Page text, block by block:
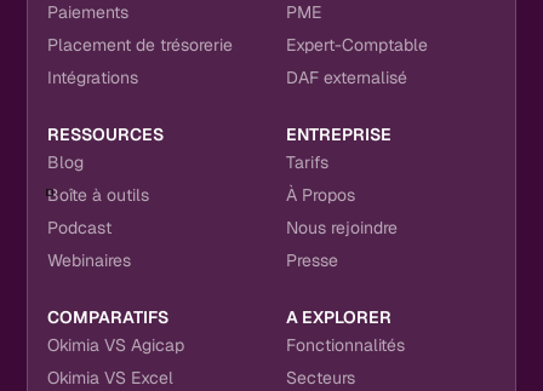
Paiements
Placement de trésorerie
Intégrations
PME
Expert-Comptable
DAF externalisé
RESSOURCES
Blog
Boîte à outils
Podcast
Webinaires
ENTREPRISE
Tarifs
À Propos
Nous rejoindre
Presse
COMPARATIFS
Okimia VS Agicap
Okimia VS Excel
A EXPLORER
Fonctionnalités
Secteurs